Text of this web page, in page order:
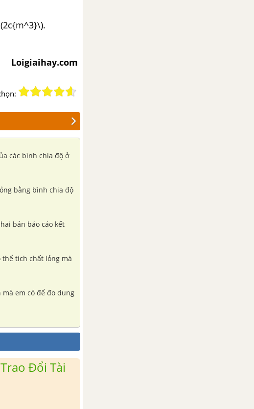
Loigiaihay.com
các bình chia độ ở
bằng bình chia độ
bản báo cáo kết
thể tích chất lỏng mà
em có để đo dung
Đổi Tài